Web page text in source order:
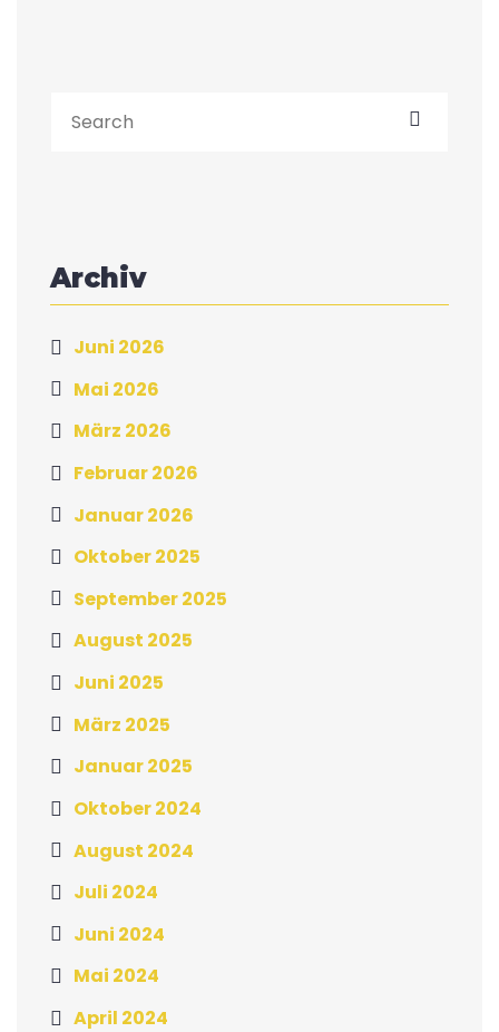
Archiv
Juni 2026
Mai 2026
März 2026
Februar 2026
Januar 2026
Oktober 2025
September 2025
August 2025
Juni 2025
März 2025
Januar 2025
Oktober 2024
August 2024
Juli 2024
Juni 2024
Mai 2024
April 2024